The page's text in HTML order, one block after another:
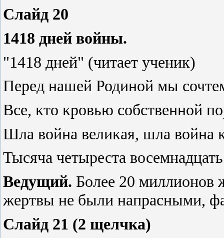
Слайд 20
1418 дней войны.
"1418 дней" (читает ученик)
Перед нашей Родиной мы
Все, кто кровью собственной
Шла война великая, шла война
Тысяча четыреста
Ведущий. Более 20 миллионов
жертвы не были напрасными,
Слайд 21 (2 щелчка)